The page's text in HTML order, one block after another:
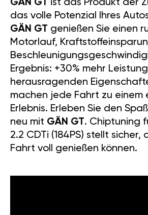
GÄN GT ist das Produkt der
das volle Potenzial Ihres
GÄN GT genießen Sie einen
Motorlauf,
Ergebnis: +30% mehr
herausragenden
machen jede Fahrt zu einem
Erlebnis. Erleben Sie den
neu mit GÄN GT. Chiptuning
2.2 CDTi (184PS) stellt sicher,
Fahrt voll genießen können.